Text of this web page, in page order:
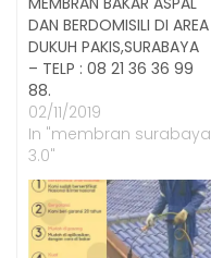
DAN BERDOMISILI DI AREA
DUKUH PAKIS,SURABAYA
– TELP : 08 21 36 36 99
88.
02/11/2019
In "membran surabaya
3.0"